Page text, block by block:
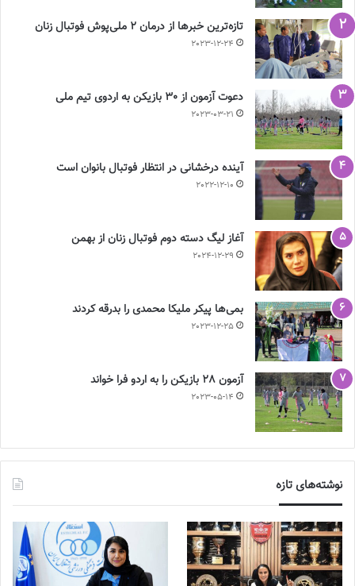
تازه‌ترین خبرها از درمان ۲ ملی‌پوش فوتبال زنان
2023-12-24
دعوت آزمون از 30 بازیکن به اردوی تیم ملی
2023-03-21
آینده درخشانی در انتظار فوتبال بانوان است
2022-12-10
آغاز لیگ دسته دوم فوتبال زنان از بهمن
2024-12-29
بمی‌ها پیکر ملیکا محمدی را بدرقه کردند
2023-12-25
آزمون 28 بازیکن را به اردو فرا خواند
2023-05-14
نوشته‌های تازه